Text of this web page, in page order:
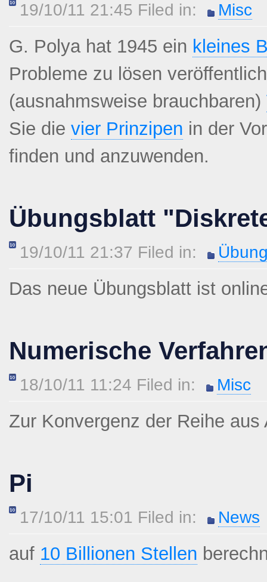
19/10/11 21:45 Filed in: Misc
G. Polya hat 1945 ein kleines
Probleme zu lösen
(ausnahmsweise brauchbaren)
Sie die vier Prinzipen in der
finden und anzuwenden.
Übungsblatt
19/10/11 21:37 Filed in:
Das neue Übungsblatt ist
Numerische
18/10/11 11:24 Filed in: Misc
Zur Konvergenz der Reihe aus
Pi
17/10/11 15:01 Filed in: News
auf 10 Billionen Stellen